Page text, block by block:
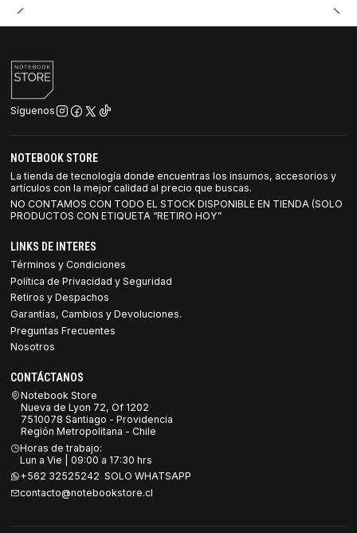
Síguenos
NOTEBOOK STORE
La tienda de tecnología donde encuentras los insumos, accesorios y
artículos con la mejor calidad al precio que buscas.
NO CONTAMOS CON TODO EL STOCK DISPONIBLE EN TIENDA (SOLO
PRODUCTOS CON ETIQUETA “RETIRO HOY”
LINKS DE INTERES
Términos y Condiciones
Política de Privacidad y Seguridad
Retiros y Despachos
Garantías, Cambios y Devoluciones.
Preguntas Frecuentes
Nosotros
CONTÁCTANOS
Notebook Store
Nueva de Lyon 72, Of 1202
7510078 Santiago - Providencia
Región Metropolitana - Chile
Horas de trabajo:
Lun a Vie | 09:00 a 17:30 hrs
+562 32525242 SOLO WHATSAPP
contacto@notebookstore.cl